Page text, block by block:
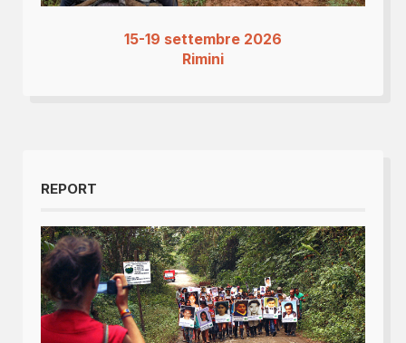
15-19 settembre 2026
Rimini
REPORT